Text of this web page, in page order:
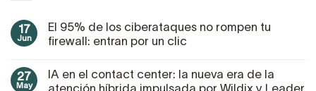
17
Jun
El 95% de los ciberataques no rompen tu
firewall: entran por un clic
27
May
IA en el contact center: la nueva era de la
atención híbrida impulsada por Wildix y Leader